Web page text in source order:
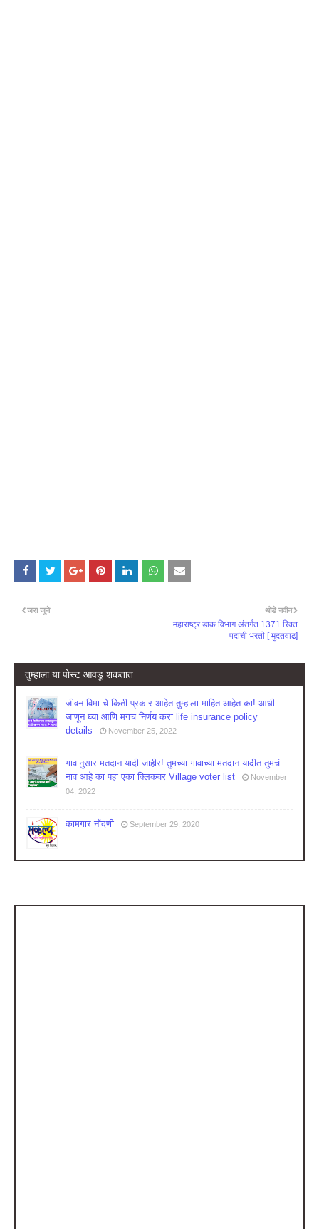
थोडे नवीन
महाराष्ट्र डाक विभाग अंतर्गत 1371 रिक्त
पदांची भरती [ मुदतवाढ]
जरा जुने
तुम्‍हाला या पोस्‍ट आवडू शकतात
जीवन विमा चे किती प्रकार आहेत तुम्हाला माहित आहेत का! आधी
जाणून घ्या आणि मगच निर्णय करा life insurance policy
details
November 25, 2022
गावानुसार मतदान यादी जाहीर! तुमच्या गावाच्या मतदान यादीत तुमचं
नाव आहे का पहा एका क्लिकवर Village voter list
November
04, 2022
कामगार नोंदणी September 29, 2020